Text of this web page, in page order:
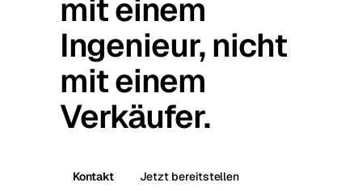
mit einem
Ingenieur, nicht
mit einem
Verkäufer.
Kontakt Jetzt bereitstellen